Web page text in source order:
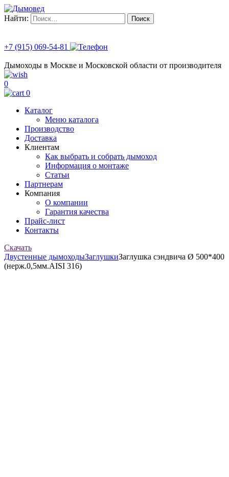
Найти:
+7 (915) 069-54-81
Дымоходы в Москве и Московской области от производителя
0
0
Каталог
Меню каталога
Производство
Доставка
Клиентам
Как выбрать и собрать дымоход
Информация о монтаже
Статьи
Партнерам
Компания
О компании
Гарантия качества
Прайс-лист
Контакты
Скачать
Двустенные дымоходыЗаглушкиЗаглушка сэндвича Ø 500*400
(нерж.0,5мм.AISI 316)